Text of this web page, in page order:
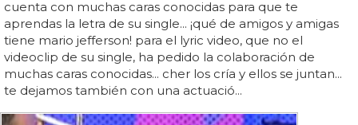
cuenta con muchas caras conocidas para que te
aprendas la letra de su single... ¡qué de amigos y amigas
tiene mario jefferson! para el lyric video, que no el
videoclip de su single, ha pedido la colaboración de
muchas caras conocidas... cher los cría y ellos se juntan...
te dejamos también con una actuació...